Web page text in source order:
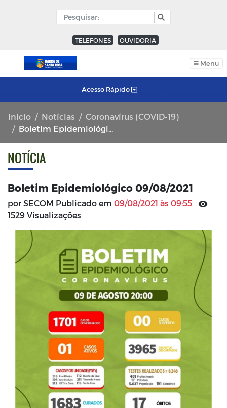
TELEFONES OUVIDORIA
Menu
Acesso Rápido
Início Notícias
Coronavírus (COVID-19)
Boletim Epidemiológico 09/08/2021
NOTÍCIA
Boletim Epidemiológico 09/08/2021
por SECOM Publicado em 09/08/2021 às 09:55
1529 Visualizações